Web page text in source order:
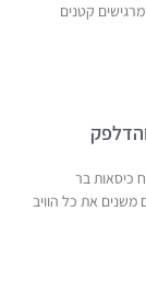
קטנים
כיסאות בר
את כל הוויב